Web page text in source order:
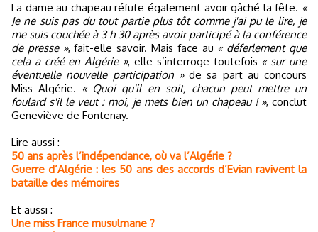
La dame au chapeau réfute également avoir gâché la fête. «
Je ne suis pas du tout partie plus tôt comme j'ai pu le lire, je
me suis couchée à 3 h 30 après avoir participé à la conférence
de presse », fait-elle savoir. Mais face au « déferlement que
cela a créé en Algérie », elle s’interroge toutefois « sur une
éventuelle nouvelle participation »de sa part au concours
Miss Algérie. « Quoi qu'il en soit, chacun peut mettre un
foulard s'il le veut : moi, je mets bien un chapeau ! », conclut
Geneviève de Fontenay.
Lire aussi :
50 ans après l’indépendance, où va l’Algérie ?
Guerre d’Algérie : les 50 ans des accords d’Evian ravivent la
bataille des mémoires
Et aussi :
Une miss France musulmane ?